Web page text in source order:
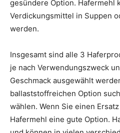
gesündere Option. Hafermehl
Verdickungsmittel in Suppen
werden.
Insgesamt sind alle 3
je nach Verwendungszweck
Geschmack ausgewählt
ballaststoffreichen Option
wählen. Wenn Sie einen
Hafermehl eine gute Option.